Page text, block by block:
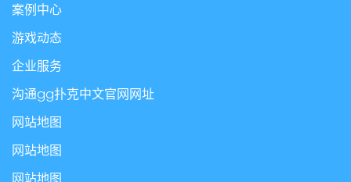
案例中心
游戏动态
企业服务
沟通gg扑克中文官网网址
网站地图
网站地图